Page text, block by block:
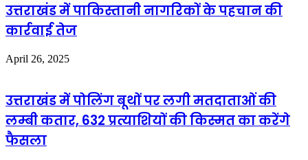
उत्तराखंड में पाकिस्तानी नागरिकों के पहचान की
कार्रवाई तेज
April 26, 2025
उत्तराखंड में पोलिंग बूथों पर लगी मतदाताओं की
लम्बी कतार, 632 प्रत्याशियों की किस्मत का करेंगे
फैसला